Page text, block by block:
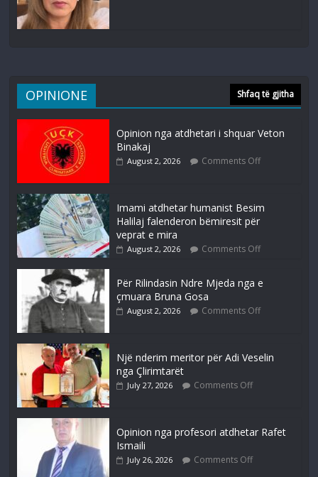
OPINIONE Shfaq të gjitha
Opinion nga atdhetari i shquar Veton
Binakaj
August 2, 2026 Comments Off
Imami atdhetar humanist Besim
Halilaj falenderon bëmiresit për
veprat e mira
August 2, 2026 Comments Off
Për Rilindasin Ndre Mjeda nga e
çmuara Bruna Gosa
August 2, 2026 Comments Off
Një nderim meritor për Adi Veselin
nga Çlirimtarët
July 27, 2026 Comments Off
Opinion nga profesori atdhetar Rafet
Ismaili
July 26, 2026 Comments Off